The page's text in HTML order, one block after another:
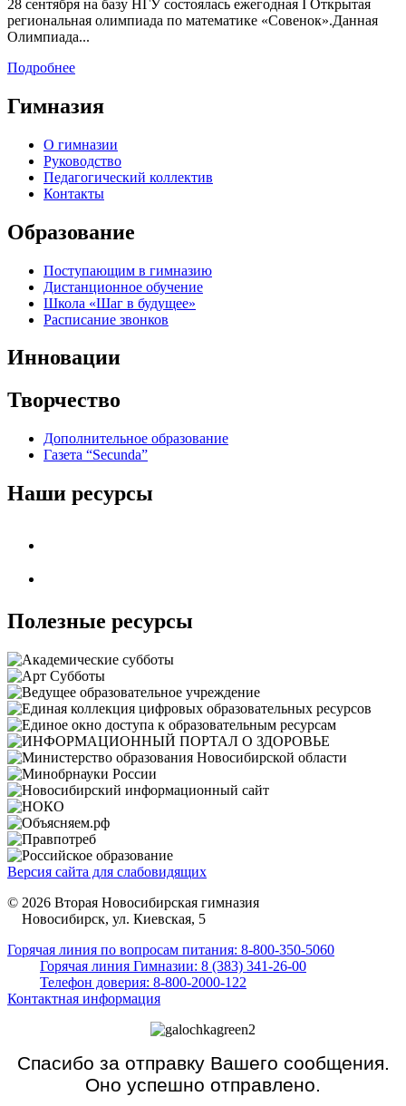
28 сентября на базу НГУ состоялась ежегодная I Открытая
региональная олимпиада по математике «Совенок».Данная
Олимпиада...
Подробнее
Гимназия
О гимназии
Руководство
Педагогический коллектив
Контакты
Образование
Поступающим в гимназию
Дистанционное обучение
Школа «Шаг в будущее»
Расписание звонков
Инновации
Творчество
Дополнительное образование
Газета “Secunda”
Наши ресурсы
Полезные ресурсы
Версия сайта для слабовидящих
© 2026 Вторая Новосибирская гимназия
Новосибирск, ул. Киевская, 5
Горячая линия по вопросам питания: 8-800-350-5060
Горячая линия Гимназии: 8 (383) 341-26-00
Телефон доверия: 8-800-2000-122
Контактная информация
Спасибо за отправку Вашего сообщения.
Оно успешно отправлено.